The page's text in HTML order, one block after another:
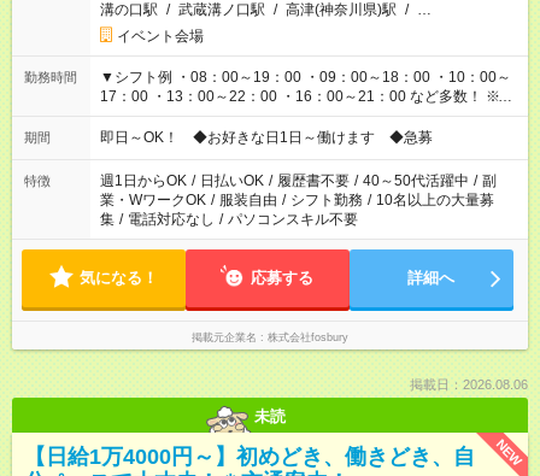
溝の口駅 / 武蔵溝ノ口駅 / 高津(神奈川県)駅 / …
イベント会場
勤務時間
▼シフト例 ・08：00～19：00 ・09：00～18：00 ・10：00～
17：00 ・13：00～22：00 ・16：00～21：00 など多数！ ※お
仕事により勤務時間が異なります
期間 即日～OK！ ◆お好きな日1日～働けます ◆急募
特徴 週1日からOK / 日払いOK / 履歴書不要 / 40～50代活躍中 / 副
業・WワークOK / 服装自由 / シフト勤務 / 10名以上の大量募
集 / 電話対応なし / パソコンスキル不要
気になる！ 応募する 詳細へ
掲載元企業名 株式会社fosbury
掲載日：2026.08.06
未読
NEW
【日給1万4000円～】初めどき、働きどき、自